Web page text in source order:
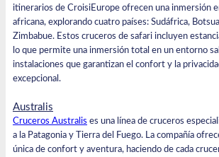
itinerarios de CroisiEurope ofrecen una inmersión
africana, explorando cuatro países: Sudáfrica,
Zimbabue. Estos cruceros de safari incluyen
lo que permite una inmersión total en un entorno
instalaciones que garantizan el confort y la
excepcional.
Australis
Cruceros Australis es una línea de cruceros
a la Patagonia y Tierra del Fuego. La compañía
única de confort y aventura, haciendo de cada